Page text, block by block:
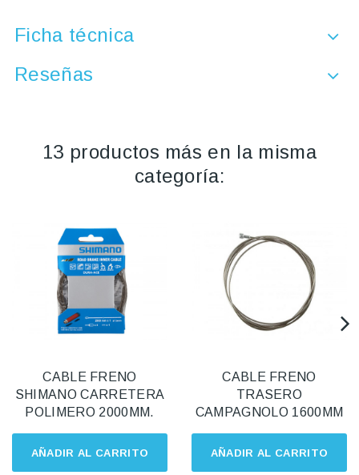
Ficha técnica
Reseñas
13 productos más en la misma
categoría:
AÑADIR AL CARRITO
CABLE FRENO
SHIMANO CARRETERA
POLIMERO 2000MM.
AÑADIR AL CARRITO
CABLE FRENO
TRASERO
CAMPAGNOLO 1600MM